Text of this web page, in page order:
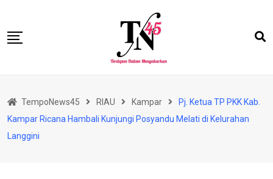
content
BISNIS
HUKRIM
TempoNews45 RIAU Kampar
Pj. Ketua TP PKK Kab.
Kampar Ricana Hambali Kunjungi Posyandu Melati di Kelurahan
Langgini